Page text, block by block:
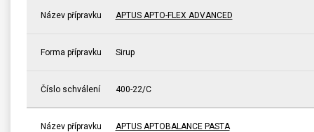
Název přípravku APTUS APTO-FLEX ADVANCED
Forma přípravku Sirup
Číslo schválení 400-22/C
Název přípravku APTUS APTOBALANCE PASTA